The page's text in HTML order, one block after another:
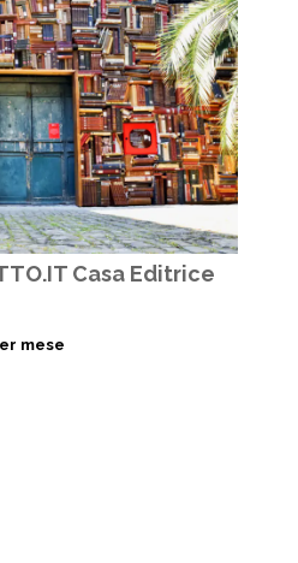
Casa Editrice
mese